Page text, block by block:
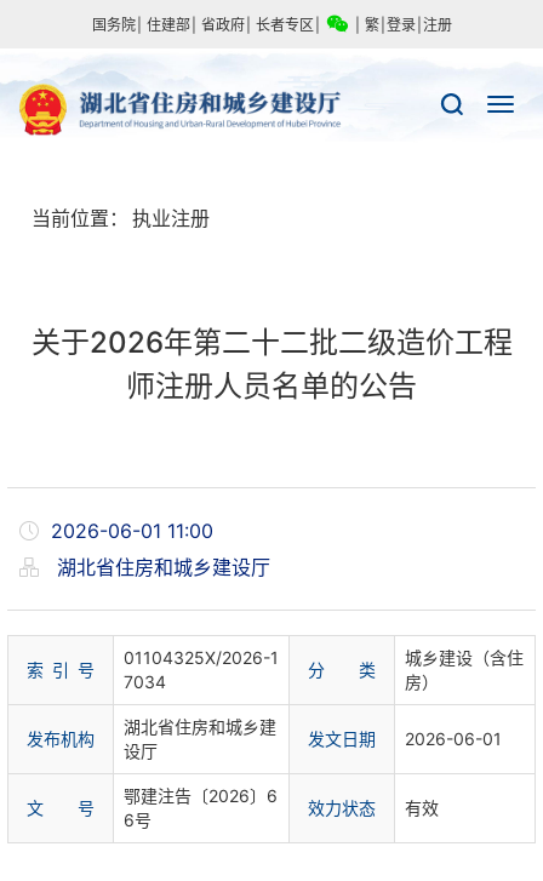
国务院 住建部 省政府 长者专区 繁 登录 注册
当前位置： 执业注册
关于2026年第二十二批二级造价工程
师注册人员名单的公告
2026-06-01 11:00
湖北省住房和城乡建设厅
索 引 号
01104325X/2026-1
7034
分 类
城乡建设（含住
房）
发布机构
湖北省住房和城乡建
设厅
发文日期 2026-06-01
文 号
鄂建注告〔2026〕6
6号
效力状态 有效